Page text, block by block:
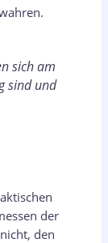
sich am
sind und
der
den